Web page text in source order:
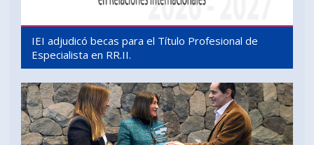
IEI adjudicó becas para el Título Profesional de
Especialista en RR.II.